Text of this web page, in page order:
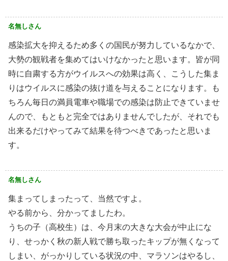
名無しさん
感染拡大を抑えるため多くの国民が努力しているなかで、
大勢の観戦者を集めてはいけなかったと思います。皆が同
時に自粛する方がウイルスへの効果は高く、こうした集ま
りはウイルスに感染の抜け道を与えることになります。も
ちろん毎日の満員電車や職場での感染は防止できていませ
んので、もともと完全ではありませんでしたが、それでも
出来るだけやってみて結果を待つべきであったと思いま
す。
名無しさん
集まってしまったって、当然ですよ。
やる前から、分かってましたわ。
うちの子（高校生）は、今月末の大きな大会が中止にな
り、せっかく秋の新人戦で勝ち取ったキップが無くなって
しまい、がっかりしている状況の中、マラソンはやるし、